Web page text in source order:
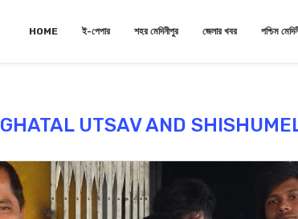
HOME ই-পেপার শহর মেদিনীপুর জেলার খবর পশ্চিম
GHATAL UTSAV AND